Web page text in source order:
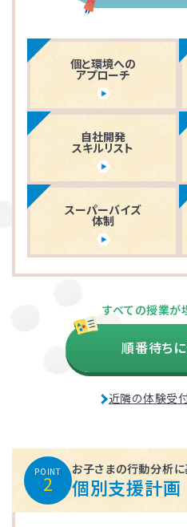
個と環境への
アプローチ
自社開発
スキルリスト
スーパーバイズ
体制
すべての授業が
順番待ち
近隣の体験受
POINT
2
お子さまの行動分析
個別支援計画